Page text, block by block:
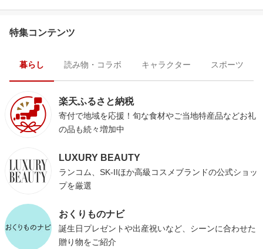
特集コンテンツ
暮らし 読み物・コラボ キャラクター スポーツ
楽天ふるさと納税
寄付で地域を応援！旬な食材やご当地特産品などお礼
の品も続々増加中
LUXURY BEAUTY
ランコム、SK-IIほか高級コスメブランドの公式ショッ
プを厳選
おくりものナビ
誕生日プレゼントや出産祝いなど、シーンに合わせた
贈り物をご紹介